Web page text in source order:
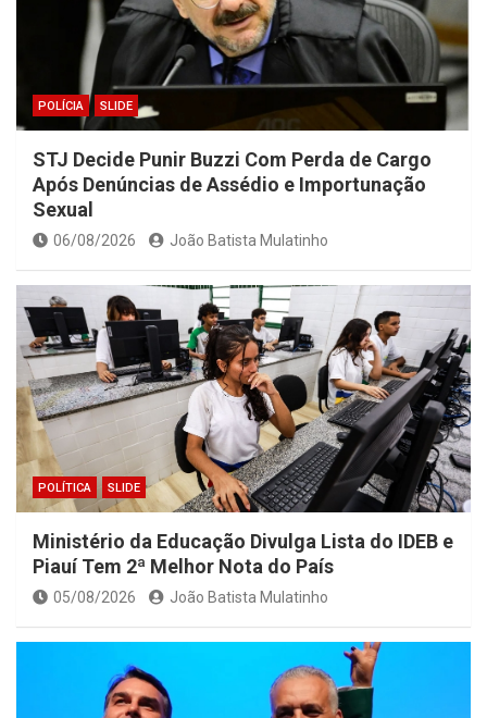
POLÍCIA SLIDE
STJ Decide Punir Buzzi Com Perda de Cargo
Após Denúncias de Assédio e Importunação
Sexual
06/08/2026 João Batista Mulatinho
POLÍTICA SLIDE
Ministério da Educação Divulga Lista do IDEB e
Piauí Tem 2ª Melhor Nota do País
05/08/2026 João Batista Mulatinho